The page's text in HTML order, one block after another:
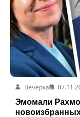
Вечерка
Эмомали